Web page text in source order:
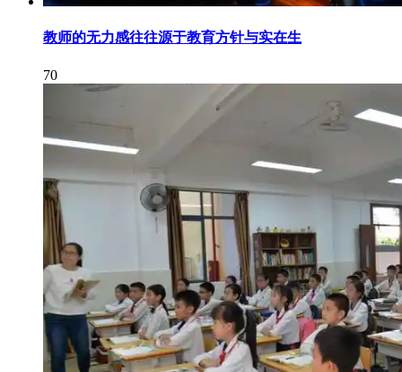
教师的无力感往往源于教育方针与实在生
70